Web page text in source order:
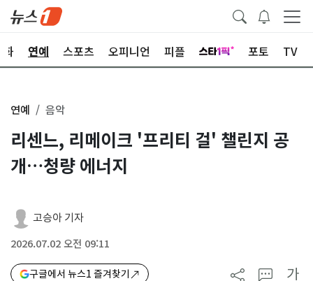
화 연예 스포츠 오피니언 피플 포토 TV
연예 음악
리센느, 리메이크 '프리티 걸' 챌린지 공
개…청량 에너지
고승아 기자
2026.07.02 오전 09:11
구글에서 뉴스1 즐겨찾기 가